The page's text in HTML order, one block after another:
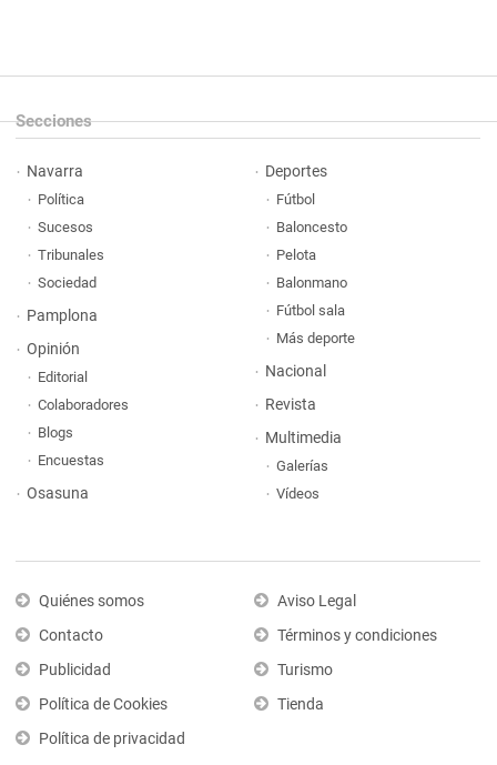
Secciones
Navarra
Política
Sucesos
Tribunales
Sociedad
Pamplona
Opinión
Editorial
Colaboradores
Blogs
Encuestas
Osasuna
Deportes
Fútbol
Baloncesto
Pelota
Balonmano
Fútbol sala
Más deporte
Nacional
Revista
Multimedia
Galerías
Vídeos
Quiénes somos
Contacto
Publicidad
Política de Cookies
Política de privacidad
Aviso Legal
Términos y condiciones
Turismo
Tienda